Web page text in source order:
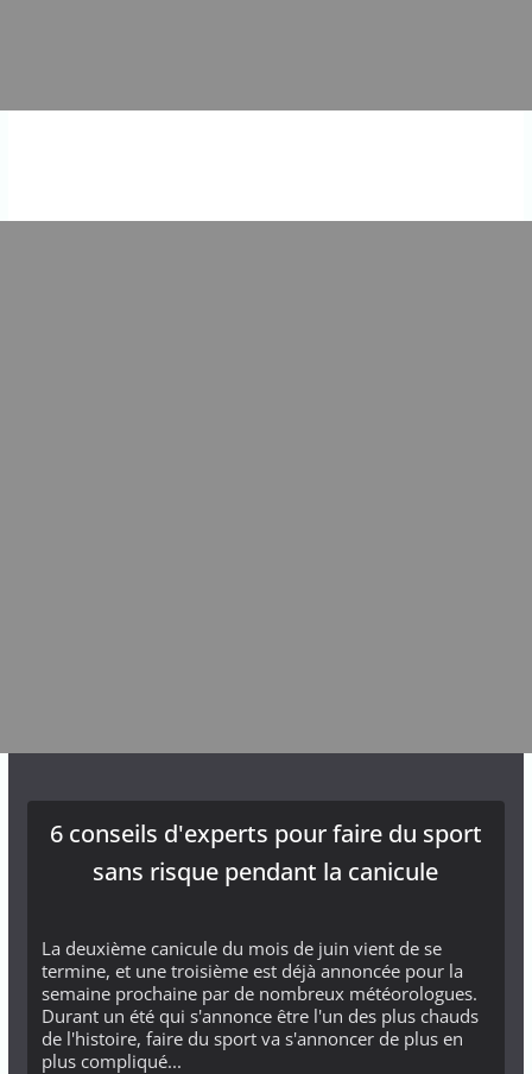
6 conseils d'experts pour faire du sport
sans risque pendant la canicule
La deuxième canicule du mois de juin vient de se
termine, et une troisième est déjà annoncée pour la
semaine prochaine par de nombreux météorologues.
Durant un été qui s'annonce être l'un des plus chauds
de l'histoire, faire du sport va s'annoncer de plus en
plus compliqué...